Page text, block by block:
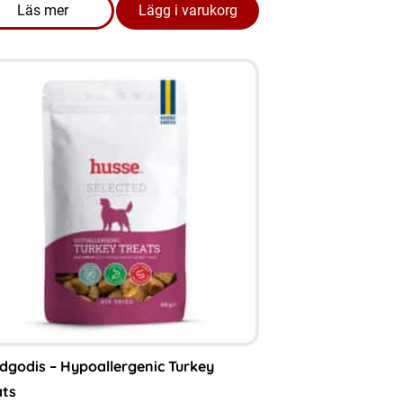
Control 2 KG bäst före 04.07.2026
Läs mer
om produkten Hundgodis - Rollies 500 gram
Lägg i varukorg
– Hypoallergenic Turkey